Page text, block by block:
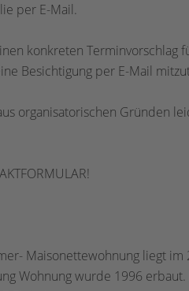
per E-Mail.
konkreten Terminvorschlag
Besichtigung per E-Mail
organisatorischen Gründen
Maisonettewohnung liegt
Wohnung wurde 1996